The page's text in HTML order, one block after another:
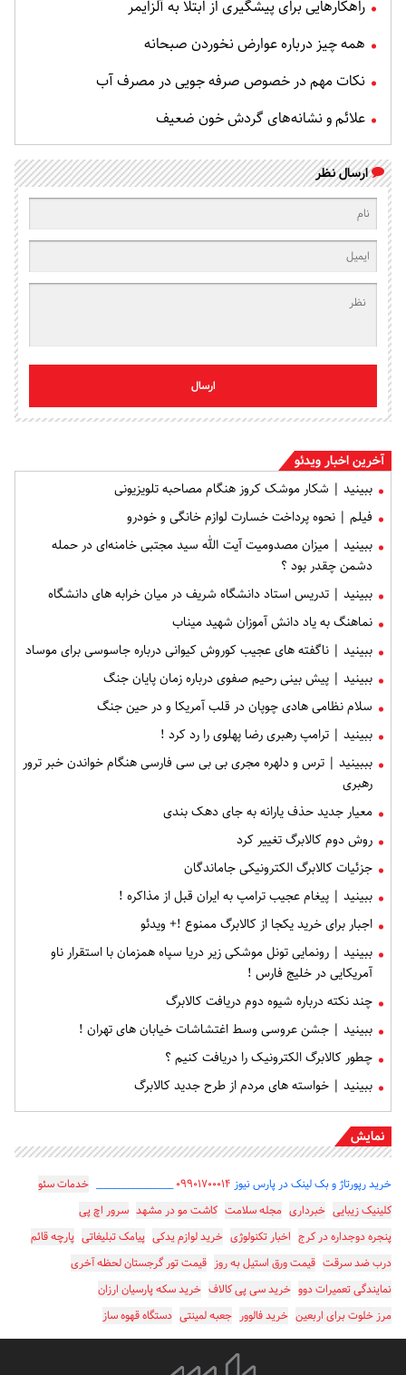
راهکارهایی برای پیشگیری از ابتلا به آلزایمر
همه چیز درباره عوارض نخوردن صبحانه
نکات مهم در خصوص صرفه جویی در مصرف آب
علائم و نشانه‌های گردش خون ضعیف
ارسال نظر
ارسال
آخرین اخبار ویدئو
ببینید | شکار موشک کروز هنگام مصاحبه تلویزیونی
فیلم | نحوه پرداخت خسارت لوازم خانگی و خودرو
ببینید | میزان مصدومیت آیت الله سید مجتبی خامنه‌ای در حمله
دشمن چقدر بود ؟
ببینید | تدریس استاد دانشگاه شریف در میان خرابه های دانشگاه
نماهنگ به یاد دانش آموزان شهید میناب
ببینید | ناگفته های عجیب کوروش کیوانی درباره جاسوسی برای موساد
ببینید | پیش بینی رحیم صفوی درباره زمان پایان جنگ
سلام نظامی هادی چوپان در قلب آمریکا و در حین جنگ
ببینید | ترامپ رهبری رضا پهلوی را رد کرد !
بببینید | ترس و دلهره مجری بی بی سی فارسی هنگام خواندن خبر ترور
رهبری
معیار جدید حذف یارانه به جای دهک بندی
روش دوم کالابرگ تغییر کرد
جزئیات کالابرگ الکترونیکی جاماندگان
ببینید | پیغام عجیب ترامپ به ایران قبل از مذاکره !
اجبار برای خرید یکجا از کالابرگ ممنوع !+ ویدئو
ببینید | رونمایی تونل موشکی زیر دریا سپاه همزمان با استقرار ناو
آمریکایی در خلیج فارس !
چند نکته درباره شیوه دوم دریافت کالابرگ
ببینید | جشن عروسی وسط اغتشاشات خیابان‌ های تهران !
چطور کالابرگ الکترونیک را دریافت کنیم ؟
ببینید | خواسته های مردم از طرح جدید کالابرگ
نمایش
خرید رپورتاژ و بک لینک در پارس نیوز ۰۹۹۰۱۷۰۰۰۱۴_________________ خدمات سئو
کلینیک زیبایی خبرداری مجله سلامت کاشت مو در مشهد سرور اچ پی
پنجره دوجداره در کرج اخبار تکنولوژی خرید لوازم یدکی پیامک تبلیغاتی پارچه قائم
درب ضد سرقت قیمت ورق استیل به روز قیمت تور گرجستان لحظه آخری
نمایندگی تعمیرات دوو خرید سی پی کالاف خرید سکه پارسیان ارزان
مرز خلوت برای اربعین خرید فالوور جعبه لمینتی دستگاه قهوه ساز